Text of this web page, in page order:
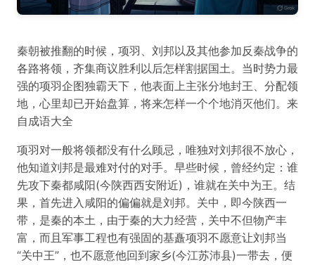
秦朝被推翻的时候，项羽、刘邦以及其他参加反秦战争的
各路将领，齐集商议胜利以后怎样割据国土。当时势力最
强的项羽企图独霸天下，他表面上主张分地封王、分配领
地，心里却已开始盘算，将来怎样一个个地消灭他们。来
自成语大全
项羽对一般将领都没有什么顾忌，唯独对刘邦很不放心，
他知道刘邦是最难对付的对手。早些时候，曾经约定：谁
先攻下秦都咸阳(今陕西西安附近)，谁就在关中为王。结
果，首先进入咸阳的偏偏就是刘邦。关中，即今陕西一
带，是秦的本土，由于秦的大力经营，关中不但物产丰
富，而且军事工程也有强固的基矗项羽不愿意让刘邦当
“关中王”，也不愿意他回到家乡(今江苏沛县)一带去，便